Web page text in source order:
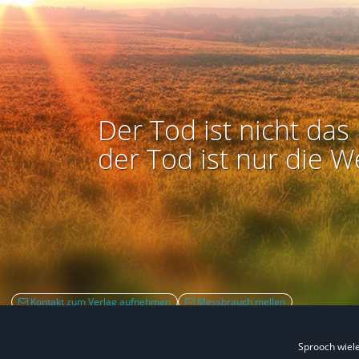
Der Tod ist nicht
der Tod ist nur die
Kontakt zum Verlag aufnehmen
Mëssbrauch mellen
Sprooch